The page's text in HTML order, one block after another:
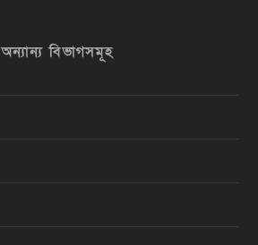
অন্যান্য বিভাগসমূহ